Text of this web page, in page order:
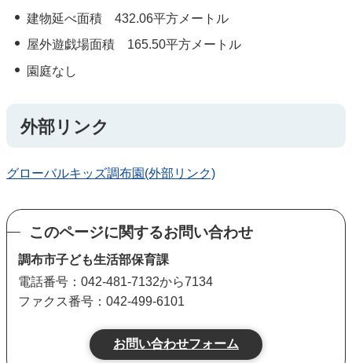
建物延べ面積 432.06平方メートル
屋外遊戯場面積 165.50平方メートル
園庭なし
外部リンク
グローバルキッズ調布園(外部リンク)
このページに関するお問い合わせ
調布市子ども生活部保育課
電話番号：042-481-7132から7134
ファクス番号：042-499-6101